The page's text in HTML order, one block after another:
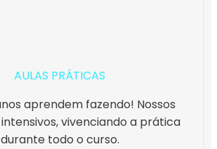
AULAS PRÁTICAS
aprendem fazendo! Nossos
vivenciando a prática
durante todo o curso.